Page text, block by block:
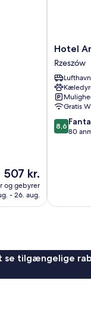
Prisen
er
507 kr.
507 kr.
og gebyrer
- 26. aug.
Hotel
Rzeszów
Hotel
Rzeszów
Gratis
8.6
ud
8,6
80
se tilgængelige